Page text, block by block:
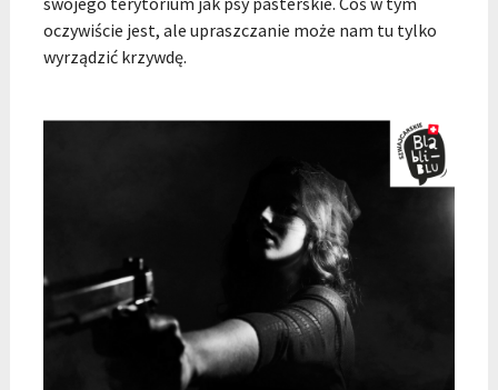
oczywiście jest, ale upraszczanie może nam tu tylko
wyrządzić krzywdę.